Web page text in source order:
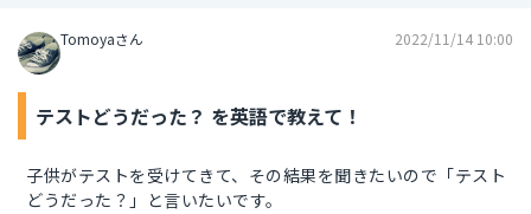
Tomoyaさん 2022/11/14 10:00
テストどうだった？ を英語で教えて！
子供がテストを受けてきて、その結果を聞きたいので「テスト
どうだった？」と言いたいです。